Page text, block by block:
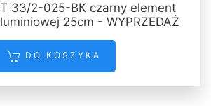
33/2-025-BK czarny element
25cm - WYPRZEDAŻ
DO KOSZYKA